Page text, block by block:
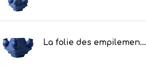
La folie des empilemen...